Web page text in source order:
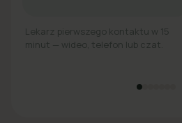
Lekarz pierwszego kontaktu w 15
minut — wideo, telefon lub czat.